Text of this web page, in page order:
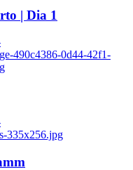
| Dia 1
490c4386-0d44-42f1-
335x256.jpg